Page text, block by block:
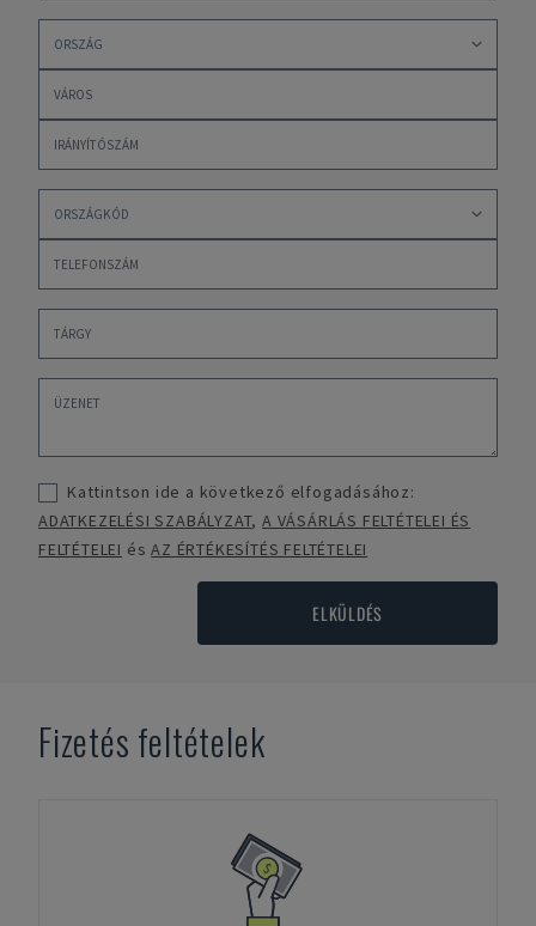
Kattintson ide a következő elfogadásához:
ADATKEZELÉSI SZABÁLYZAT,A VÁSÁRLÁS FELTÉTELEI ÉS
FELTÉTELEI ésAZ ÉRTÉKESÍTÉS FELTÉTELEI
ELKÜLDÉS
Fizetés feltételek